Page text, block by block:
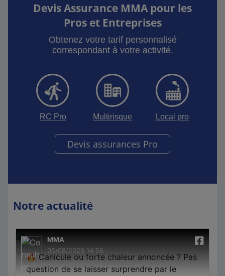
Devis Assurance MMA pour les
Pros et Entreprises
Obtenez votre tarif personnalisé
correspondant à votre activité.
RC Pro Multirisque Local pro
Devis assurances Pro
Notre actualité